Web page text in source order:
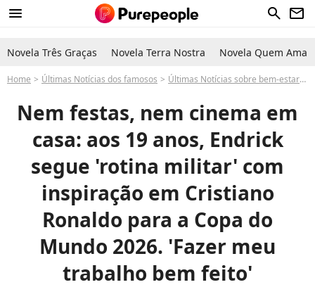
menu search newsletter
Novela Três Graças Novela Terra Nostra Novela Quem Ama
Home Últimas Notícias dos famosos Últimas Notícias sobre bem-estar-
Nem festas, nem cinema em
casa: aos 19 anos, Endrick
segue 'rotina militar' com
inspiração em Cristiano
Ronaldo para a Copa do
Mundo 2026. 'Fazer meu
trabalho bem feito'